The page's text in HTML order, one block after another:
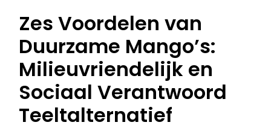
Zes Voordelen van
Duurzame Mango’s:
Milieuvriendelijk en
Sociaal Verantwoord
Teeltalternatief